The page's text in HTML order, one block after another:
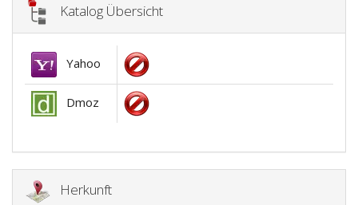
Katalog Übersicht
Yahoo
Dmoz
Herkunft